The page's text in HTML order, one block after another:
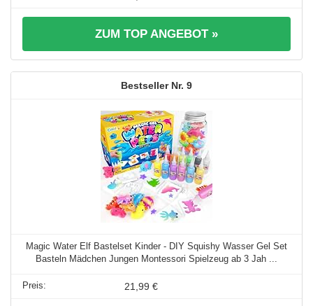
ZUM TOP ANGEBOT »
9
Magic Water Elf Bastelset Kinder - DIY Squishy Wasser Gel Set
Basteln Mädchen Jungen Montessori Spielzeug ab 3 Jah ...
21,99 €